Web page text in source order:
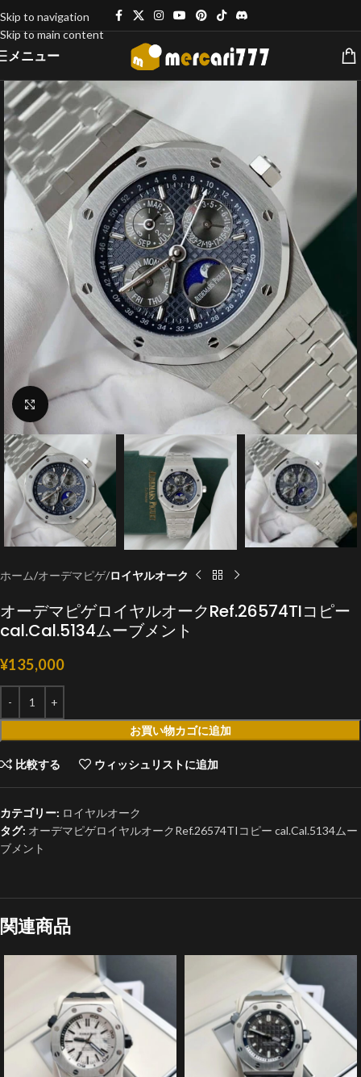
Skip to navigation
Skip to main content
メニュー
クリックで拡大
ホーム オーデマピゲ ロイヤルオーク
オーデマピゲロイヤルオークRef.26574TIコピー
cal.Cal.5134ムーブメント
¥135,000
お買い物カゴに追加
比較する ウィッシュリストに追加
カテゴリー: ロイヤルオーク
タグ: オーデマピゲロイヤルオークRef.26574TIコピー cal.Cal.5134ムー
ブメント
関連商品